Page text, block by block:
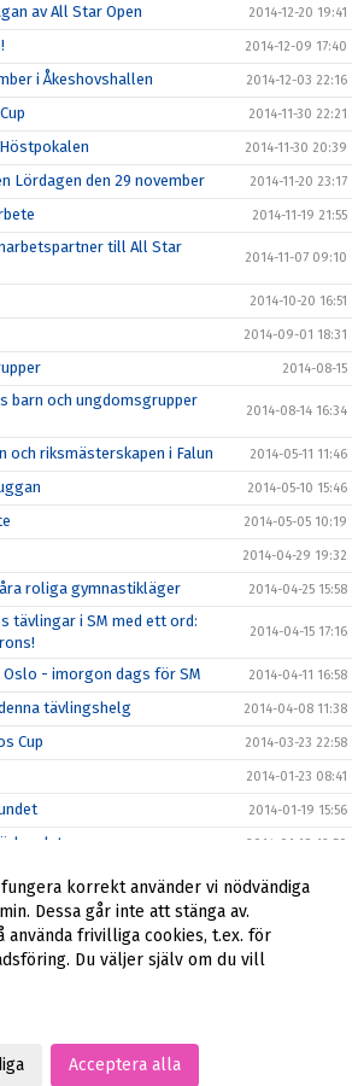
av All Star Open 2014-12-20 19:41
2014-12-09 17:40
i Åkeshovshallen 2014-12-03 22:16
2014-11-30 22:21
2014-11-30 20:39
Lördagen den 29 november 2014-11-20 23:17
2014-11-19 21:55
till All Star
2014-11-07 09:10
2014-10-20 16:51
2014-09-01 18:31
2014-08-15
barn och ungdomsgrupper
2014-08-14 16:34
och riksmästerskapen i Falun 2014-05-11 11:46
2014-05-10 15:46
2014-05-05 10:19
2014-04-29 19:32
roliga gymnastikläger 2014-04-25 15:58
tävlingar i SM med ett ord:
2014-04-15 17:16
- imorgon dags för SM 2014-04-11 16:58
tävlingshelg 2014-04-08 11:38
Cup 2014-03-23 22:58
2014-01-23 08:41
2014-01-19 15:56
2014-01-19 12:50
nya medlemmar 2014-01-18 21:31
av bilder på ert barn 2014-01-16 20:03
2014-01-16 17:26
till Webbversion
korrekt använder vi nödvändiga
Dessa går inte att stänga av.
använda frivilliga cookies, t.ex. för
Du väljer själv om du vill
Acceptera alla